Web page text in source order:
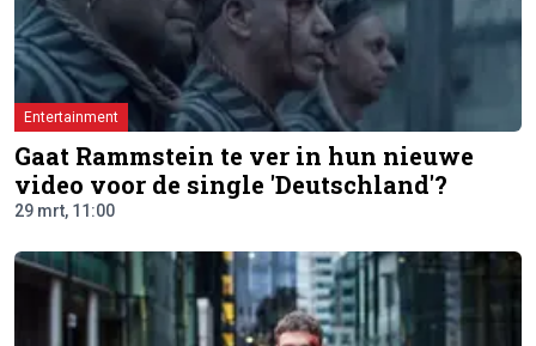
Entertainment
Gaat Rammstein te ver in hun nieuwe
video voor de single 'Deutschland'?
29 mrt, 11:00